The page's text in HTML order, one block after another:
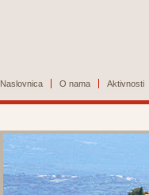
Naslovnica O nama Aktivnosti